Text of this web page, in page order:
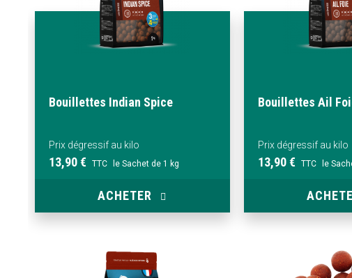
Bouillettes Indian Spice
Prix dégressif au kilo
13,90 € TTC le Sachet de 1 kg
ACHETER
Bouillettes Ail
Prix dégressif au kilo
13,90 € TTC le